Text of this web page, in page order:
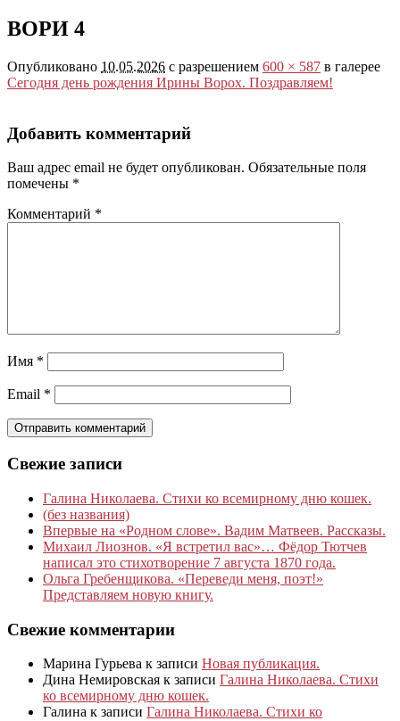
ВОРИ 4
Опубликовано 10.05.2026 с разрешением 600 × 587 в галерее
Сегодня день рождения Ирины Ворох. Поздравляем!
Добавить комментарий
Ваш адрес email не будет опубликован. Обязательные поля
помечены *
Комментарий *
Имя *
Email *
Свежие записи
Галина Николаева. Стихи ко всемирному дню кошек.
(без названия)
Впервые на «Родном слове». Вадим Матвеев. Рассказы.
Михаил Лиознов. «Я встретил вас»… Фёдор Тютчев
написал это стихотворение 7 августа 1870 года.
Ольга Гребенщикова. «Переведи меня, поэт!»
Представляем новую книгу.
Свежие комментарии
Марина Гурьева к записи Новая публикация.
Дина Немировская к записи Галина Николаева. Стихи
ко всемирному дню кошек.
Галина к записи Галина Николаева. Стихи ко